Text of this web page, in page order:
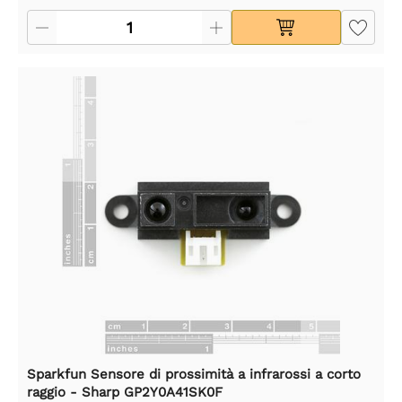
Sparkfun Sensore di prossimità a infrarossi a corto
raggio - Sharp GP2Y0A41SK0F